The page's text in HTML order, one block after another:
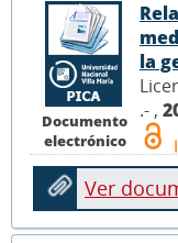
Documento
electrónico
la
.- ,
Ver